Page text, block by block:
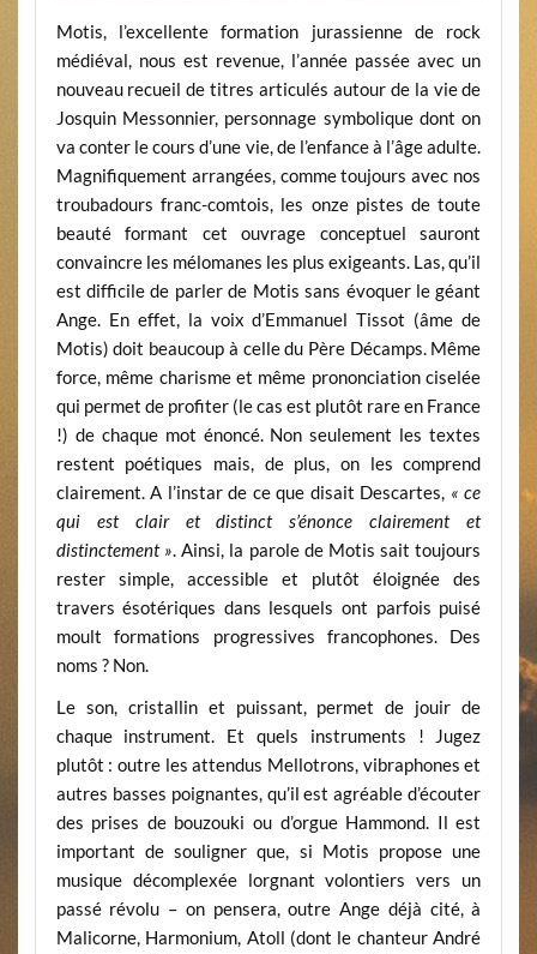
Motis, l’excellente formation jurassienne de rock
médiéval, nous est revenue, l’année passée avec un
nouveau recueil de titres articulés autour de la vie de
Josquin Messonnier, personnage symbolique dont on
va conter le cours d’une vie, de l’enfance à l’âge adulte.
Magnifiquement arrangées, comme toujours avec nos
troubadours franc-comtois, les onze pistes de toute
beauté formant cet ouvrage conceptuel sauront
convaincre les mélomanes les plus exigeants. Las, qu’il
est difficile de parler de Motis sans évoquer le géant
Ange. En effet, la voix d’Emmanuel Tissot (âme de
Motis) doit beaucoup à celle du Père Décamps. Même
force, même charisme et même prononciation ciselée
qui permet de profiter (le cas est plutôt rare en France
!) de chaque mot énoncé. Non seulement les textes
restent poétiques mais, de plus, on les comprend
clairement. A l’instar de ce que disait Descartes, « ce
qui est clair et distinct s’énonce clairement et
distinctement ». Ainsi, la parole de Motis sait toujours
rester simple, accessible et plutôt éloignée des
travers ésotériques dans lesquels ont parfois puisé
moult formations progressives francophones. Des
noms ? Non.
Le son, cristallin et puissant, permet de jouir de
chaque instrument. Et quels instruments ! Jugez
plutôt : outre les attendus Mellotrons, vibraphones et
autres basses poignantes, qu’il est agréable d’écouter
des prises de bouzouki ou d’orgue Hammond. Il est
important de souligner que, si Motis propose une
musique décomplexée lorgnant volontiers vers un
passé révolu – on pensera, outre Ange déjà cité, à
Malicorne, Harmonium, Atoll (dont le chanteur André